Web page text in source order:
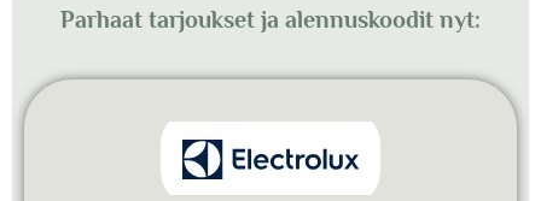
Parhaat tarjoukset ja alennuskoodit nyt: